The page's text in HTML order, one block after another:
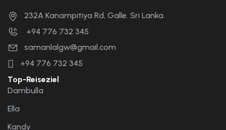
232A Kanampitiya Rd, Galle. Sri Lanka.
+94 776 732 345
samanlalgw@gmail.com
+94 776 732 345
Top-Reiseziel
Dambulla
Ella
Kandy